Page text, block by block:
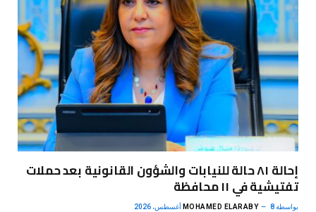
إحالة ٨١ حالة للنيابات والشؤون القانونية بعد حملات
تفتيشية في ١١ محافظة
بواسطة MOHAMED ELARABY 8 أغسطس، 2026